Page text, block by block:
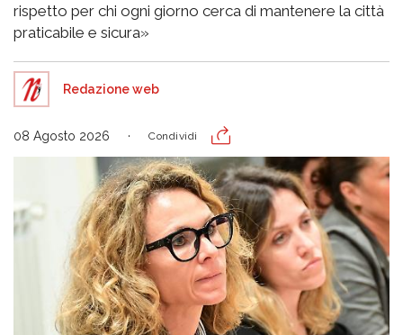
rispetto per chi ogni giorno cerca di mantenere la città
praticabile e sicura»
Redazione web
08 Agosto 2026 Condividi